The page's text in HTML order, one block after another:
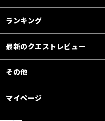
ランキング
最新のクエストレビュー
その他
マイページ